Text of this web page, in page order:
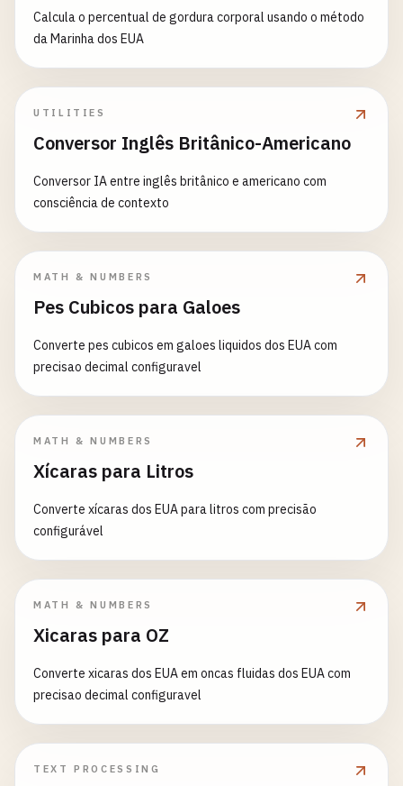
Calcula o percentual de gordura corporal usando o método
da Marinha dos EUA
UTILITIES
Conversor Inglês Britânico-Americano
Conversor IA entre inglês britânico e americano com
consciência de contexto
MATH & NUMBERS
Pes Cubicos para Galoes
Converte pes cubicos em galoes liquidos dos EUA com
precisao decimal configuravel
MATH & NUMBERS
Xícaras para Litros
Converte xícaras dos EUA para litros com precisão
configurável
MATH & NUMBERS
Xicaras para OZ
Converte xicaras dos EUA em oncas fluidas dos EUA com
precisao decimal configuravel
TEXT PROCESSING